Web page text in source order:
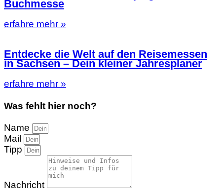
Buchmesse
erfahre mehr »
Entdecke die Welt auf den Reisemessen
in Sachsen – Dein kleiner Jahresplaner
erfahre mehr »
Was fehlt hier noch?
Name
Mail
Tipp
Nachricht